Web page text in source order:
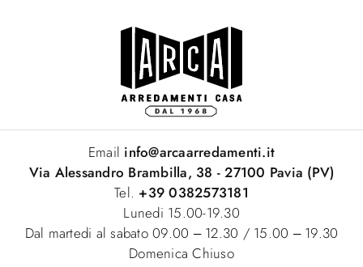
Email info@arcaarredamenti.it
Via Alessandro Brambilla, 38 - 27100 Pavia (PV)
Tel. +39 0382573181
Lunedi 15.00-19.30
Dal martedi al sabato 09.00 – 12.30 / 15.00 – 19.30
Domenica Chiuso